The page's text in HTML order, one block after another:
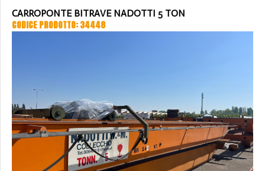
CARROPONTE BITRAVE NADOTTI 5 TON
CODICE PRODOTTO: 34448